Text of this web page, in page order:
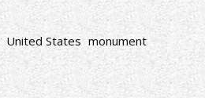
United States monument